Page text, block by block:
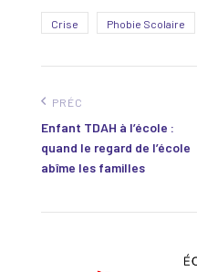
Crise Phobie Scolaire
PRÉC
Enfant TDAH à l’école :
quand le regard de l’école
abîme les familles